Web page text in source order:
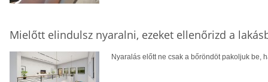
Mielőtt elindulsz nyaralni, ezeket ellenőrizd a
Nyaralás előtt ne csak a bőröndöt pakoljuk be,